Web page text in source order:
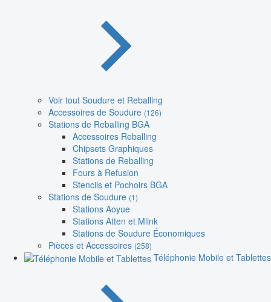
Voir tout Soudure et Reballing
Accessoires de Soudure (126)
Stations de Reballing BGA
Accessoires Reballing
Chipsets Graphiques
Stations de Reballing
Fours à Refusion
Stencils et Pochoirs BGA
Stations de Soudure (1)
Stations Aoyue
Stations Atten et Mlink
Stations de Soudure Économiques
Pièces et Accessoires (258)
Téléphonie Mobile et Tablettes